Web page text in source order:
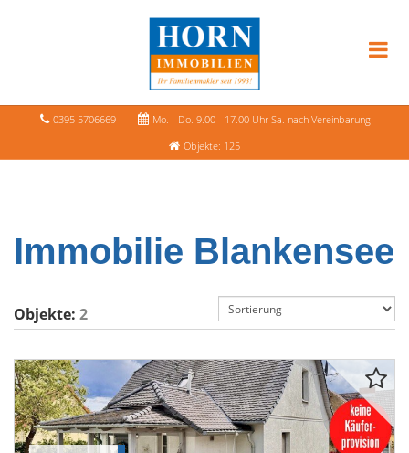
0395 5706669
Mo. - Do. 9.00 - 17.00 Uhr Sa. nach Vereinbarung
Objekte: 125
Immobilie Blankensee
Objekte: 2